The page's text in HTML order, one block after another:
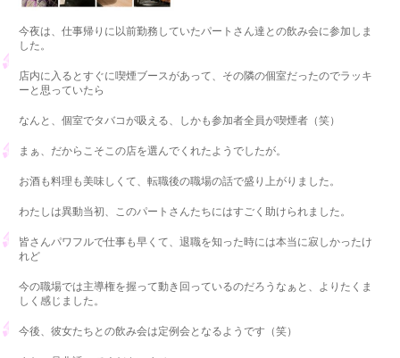
今夜は、仕事帰りに以前勤務していたパートさん達との飲み会に参加しま
した。
店内に入るとすぐに喫煙ブースがあって、その隣の個室だったのでラッキ
ーと思っていたら
なんと、個室でタバコが吸える、しかも参加者全員が喫煙者（笑）
まぁ、だからこそこの店を選んでくれたようでしたが。
お酒も料理も美味しくて、転職後の職場の話で盛り上がりました。
わたしは異動当初、このパートさんたちにはすごく助けられました。
皆さんパワフルで仕事も早くて、退職を知った時には本当に寂しかったけ
れど
今の職場では主導権を握って動き回っているのだろうなぁと、よりたくま
しく感じました。
今後、彼女たちとの飲み会は定例会となるようです（笑）